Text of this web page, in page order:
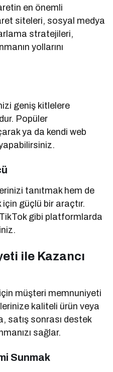
en önemli
siteleri, sosyal medya
stratejileri,
yollarını
geniş kitlelere
Popüler
ya da kendi web
tanıtmak hem de
güçlü bir araçtır.
gibi platformlarda
ile Kazancı
müşteri memnuniyeti
kaliteli ürün veya
satış sonrası destek
sağlar.
Sunmak